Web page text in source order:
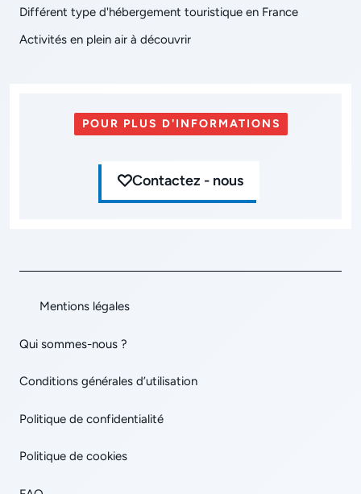
Différent type d'hébergement touristique en France
Activités en plein air à découvrir
POUR PLUS D'INFORMATIONS
Contactez - nous
Mentions légales
Qui sommes-nous ?
Conditions générales d’utilisation
Politique de confidentialité
Politique de cookies